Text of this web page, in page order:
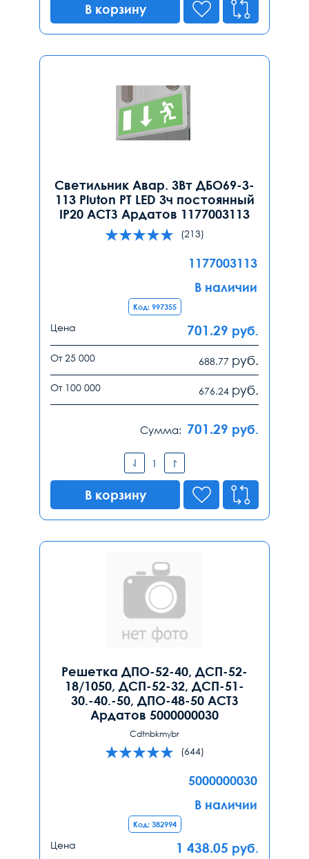
В корзину
Светильник Авар. 3Вт ДБО69-3-
113 Pluton PT LED 3ч постоянный
IP20 АСТЗ Ардатов 1177003113
(213)
1177003113
В наличии
Код: 997355
Цена 701.29 руб.
От 25 000 688.77 руб.
От 100 000 676.24 руб.
Сумма: 701.29 руб.
В корзину
Решетка ДПО-52-40, ДСП-52-
18/1050, ДСП-52-32, ДСП-51-
30.-40.-50, ДПО-48-50 АСТЗ
Ардатов 5000000030
Cdtnbkmybr
(644)
5000000030
В наличии
Код: 382994
Цена 1 438.05 руб.